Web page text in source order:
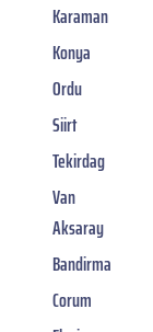
Karaman
Konya
Ordu
Siirt
Tekirdag
Van
Aksaray
Bandirma
Corum